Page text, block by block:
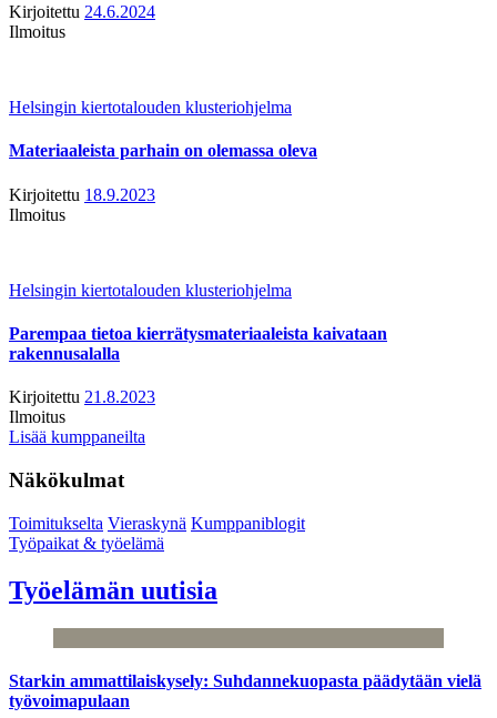
Kirjoitettu 24.6.2024
Ilmoitus
Helsingin kiertotalouden klusteriohjelma
Materiaaleista parhain on olemassa oleva
Kirjoitettu 18.9.2023
Ilmoitus
Helsingin kiertotalouden klusteriohjelma
Parempaa tietoa kierrätysmateriaaleista kaivataan
rakennusalalla
Kirjoitettu 21.8.2023
Ilmoitus
Lisää kumppaneilta
Näkökulmat
Toimitukselta Vieraskynä Kumppaniblogit
Työpaikat & työelämä
Työelämän uutisia
Starkin ammattilaiskysely: Suhdannekuopasta päädytään vielä
työvoimapulaan